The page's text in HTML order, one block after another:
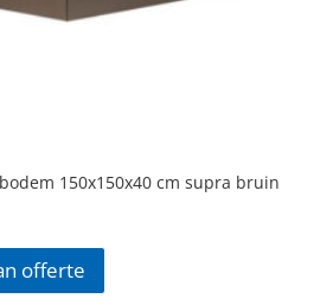
150x150x40 cm supra bruin
offerte